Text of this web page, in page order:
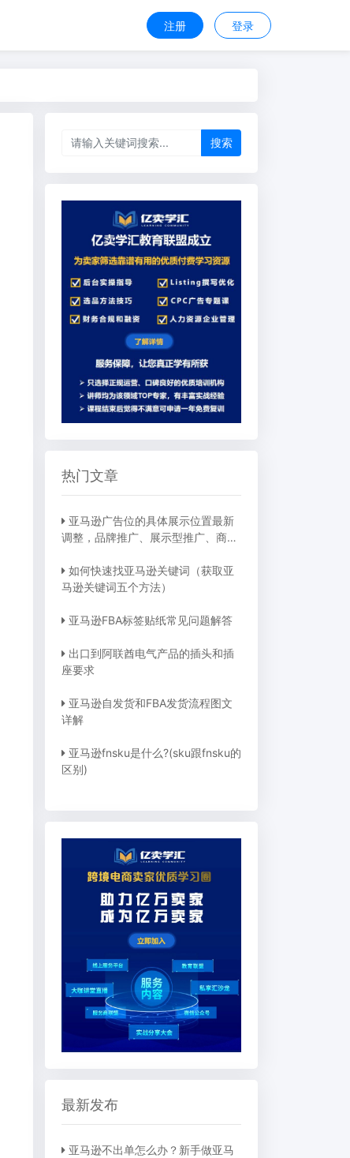
注册 登录
搜索
热门文章
亚马逊广告位的具体展示位置最新
调整，品牌推广、展示型推广、商品
如何快速找亚马逊关键词（获取亚
马逊关键词五个方法）
亚马逊FBA标签贴纸常见问题解答
出口到阿联酋电气产品的插头和插
座要求
亚马逊自发货和FBA发货流程图文
详解
亚马逊fnsku是什么?(sku跟fnsku的
区别)
最新发布
亚马逊不出单怎么办？新手做亚马